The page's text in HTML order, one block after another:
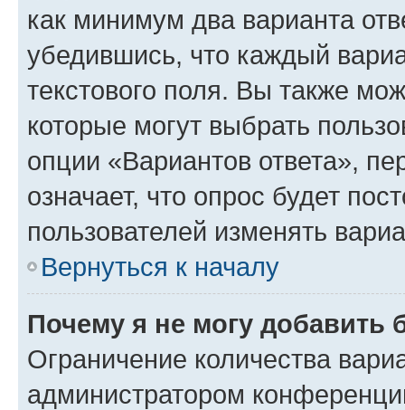
как минимум два варианта
убедившись, что каждый
текстового поля. Вы также
которые могут выбрать
опции «Вариантов ответа»,
означает, что опрос будет
пользователей изменять
Вернуться к началу
Почему я не могу добавить
Ограничение количества
администратором